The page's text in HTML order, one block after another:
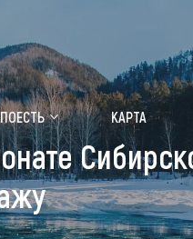
Медицинский форум
Чем заняться
Календарь событий
КАРТА